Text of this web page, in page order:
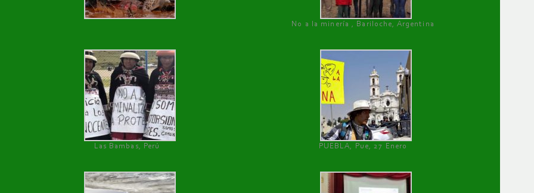
No a la minería , Bariloche, Argentina
Las Bambas, Perú PUEBLA, Pue, 27 Enero